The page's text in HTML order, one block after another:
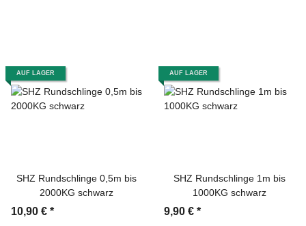
AUF LAGER
SHZ Rundschlinge 0,5m bis
2000KG schwarz
10,90 € *
AUF LAGER
SHZ Rundschlinge 1m bis
1000KG schwarz
9,90 € *